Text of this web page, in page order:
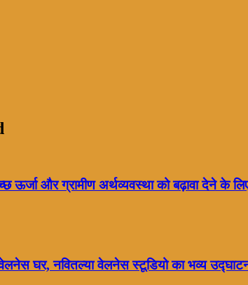
ऊर्जा और ग्रामीण अर्थव्यवस्था को बढ़ावा देने के लिए
घर, नवितल्या वेलनेस स्टूडियो का भव्य